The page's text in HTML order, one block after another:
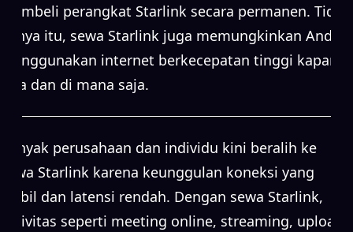
membeli perangkat Starlink secara permanen. Tidak
hanya itu, sewa Starlink juga memungkinkan Anda
menggunakan internet berkecepatan tinggi kapan
saja dan di mana saja.
Banyak perusahaan dan individu kini beralih ke
sewa Starlink karena keunggulan koneksi yang
stabil dan latensi rendah. Dengan sewa Starlink,
aktivitas seperti meeting online, streaming, upload